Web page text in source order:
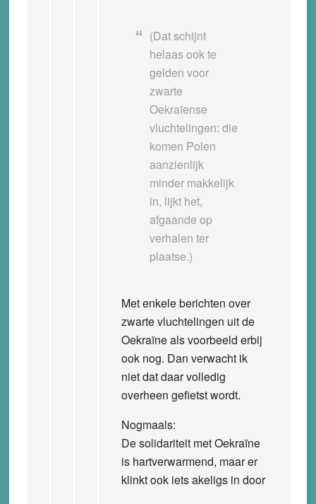
(Dat schijnt
helaas ook te
gelden voor
zwarte
Oekraïense
vluchtelingen: die
komen Polen
aanzienlijk
minder makkelijk
in, lijkt het,
afgaande op
verhalen ter
plaatse.)
Met enkele berichten over
zwarte vluchtelingen uit de
Oekraïne als voorbeeld erbij
ook nog. Dan verwacht ik
niet dat daar volledig
overheen gefietst wordt.
Nogmaals:
De solidariteit met Oekraïne
is hartverwarmend, maar er
klinkt ook iets akeligs in door